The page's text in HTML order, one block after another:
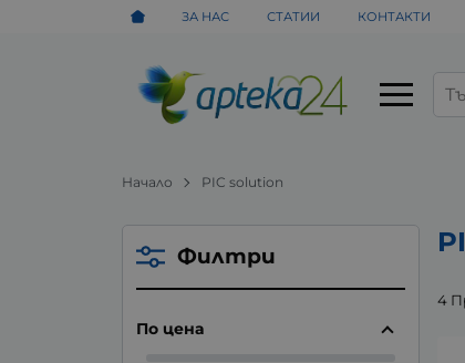
ЗА НАС СТАТИИ КОНТАКТИ
Начало PIC solution
4
Филтри
По цена